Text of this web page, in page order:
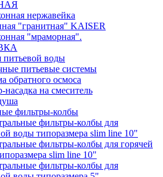
нержавейка
"гранитная" KAISER
"мраморная".
питьевой воды
питьевые системы
обратного осмоса
насадка на смеситель
фильтры-колбы
фильтры-колбы для
воды типоразмера slim line 10"
фильтры-колбы для горячей
slim line 10"
фильтры-колбы для